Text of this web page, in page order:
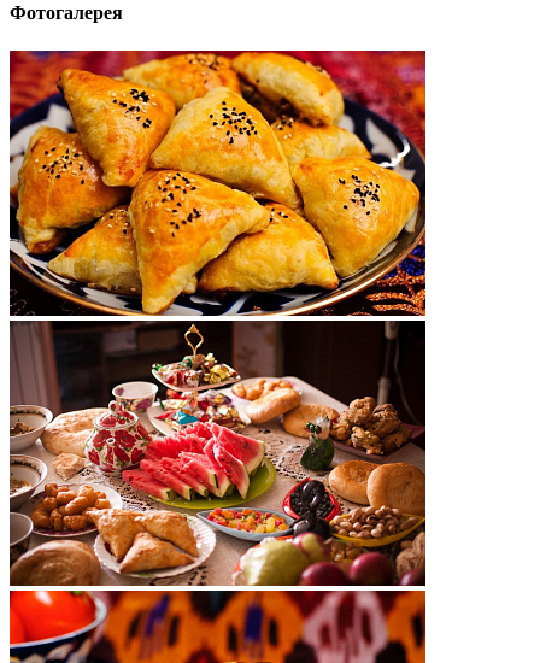
Фотогалерея